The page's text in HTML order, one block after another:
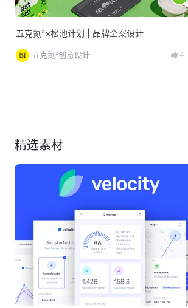
五克氮²×松池计划 | 品牌全案设计
五克氮²创意设计 4
精选素材